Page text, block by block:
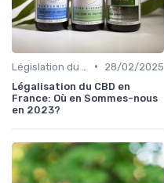
•
28/02/2025
Légalisation du CBD en
France: Où en Sommes-nous
en 2023?